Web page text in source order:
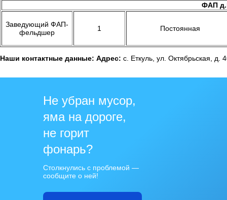
ФАП
Заведующий ФАП-
фельдшер
1 Постоянная
Наши контактные данные: Адрес: с. Еткуль, ул. Октябрьская, д.
Не убран мусор,
яма на дороге,
не горит
фонарь?
Столкнулись с проблемой —
сообщите о ней!